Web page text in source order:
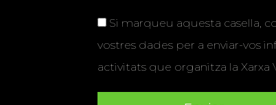
Si marqueu aquesta casella,
vostres dades per a enviar-vos
activitats que organitza la Xarxa